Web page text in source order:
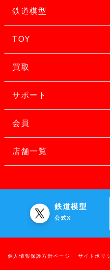
鉄道模型
TOY
買取
サポート
会員
店舗一覧
鉄道模型
公式X
個人情報保護方針ページ サイトポリ